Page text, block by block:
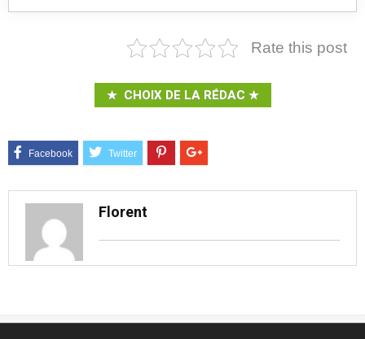
Rate this post
CHOIX DE LA RÉDAC
Florent